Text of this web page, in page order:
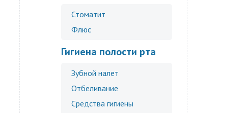
Стоматит
Флюс
Гигиена полости рта
Зубной налет
Отбеливание
Средства гигиены